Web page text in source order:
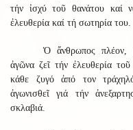
τήν ἰσχύ τοῦ θανάτου καί
ἐλευθερία καί τή σωτηρία του.
Ὁ ἄνθρωπος πλέον,
ἀγῶνα ζεῖ τήν ἐλευθερία
κάθε ζυγό ἀπό τον
ἀγωνισθεῖ γιά τήν
σκλαβιά.